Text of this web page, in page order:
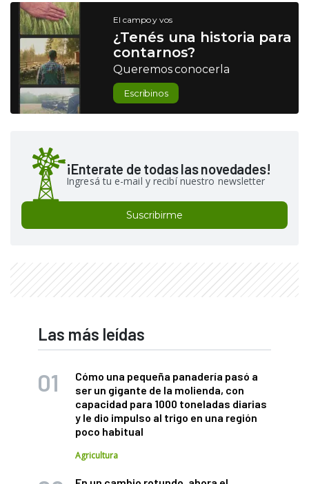
El campo y vos
¿Tenés una historia para
contarnos?
Queremos conocerla
Escribinos
¡Enterate de todas las novedades!
Ingresá tu e-mail y recibí nuestro newsletter
Suscribirme
Las más leídas
Cómo una pequeña panadería pasó a
ser un gigante de la molienda, con
capacidad para 1000 toneladas diarias
y le dio impulso al trigo en una región
poco habitual
Agricultura